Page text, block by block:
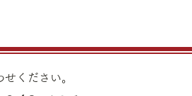
格のご案内です。 金 K24イ
ゴット ¥22,980 K24スクラ
ください。